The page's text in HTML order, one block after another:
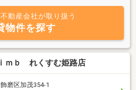
動産会社が取り扱う
物件を探す
ｍｂ れくすむ姫路店
磨区加茂354-1